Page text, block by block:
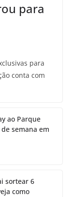
para
para
conta com
ao Parque
semana em
sortear 6
como